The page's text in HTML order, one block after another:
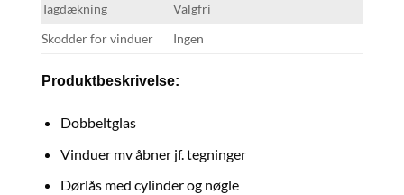
Tagdækning
Valgfri
Skodder for vinduer
Ingen
Produktbeskrivelse:
Dobbeltglas
Vinduer mv åbner jf. tegninger
Dørlås med cylinder og nøgle